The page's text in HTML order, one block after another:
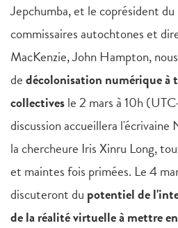
Jepchumba, et le coprésident
commissaires autochtones et
MacKenzie, John Hampton,
dedécolonisation numérique à
collectivesle 2 mars à 10h
discussion accueillera l'écrivaine
la chercheure Iris Xinru Long,
et maintes fois primées. Le 4
discuteront du potentiel de
de la réalité virtuelle à mettre